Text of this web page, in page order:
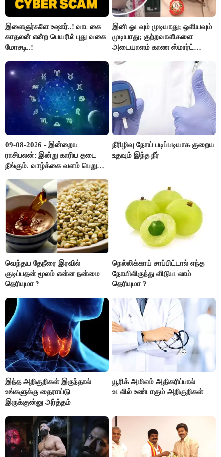
இளைஞர்களே உஷார்..! வாடகை
காதலன் என்ற பெயரில் புது வகை
மோசடி..!
இனி ஓடவும் முடியாது; ஒளியவும்
முடியாது; குற்றவாளிகளை
அடையாளம் காண ஸ்மார்ட்
09-08-2026 - இன்றைய
ராசிபலன்: இன்று காரிய தடை
நீங்கும். வாழ்க்கை வளம் பெறும்.
எடைபோடுவது நல்லது..!
நீரிழிவு நோய் படிப்படியாக குறைய
உதவும் இந்த நீர்
வெந்தய தேநீரை இரவில்
குடிப்பதன் மூலம் என்ன நன்மை
தெரியுமா ?
நெல்லிக்காய் சாப்பிட்டால் எந்த
நோயிலிருந்து விடுபடலாம்
தெரியுமா ?
இந்த அறிகுறிகள் இருந்தால்
உங்களுக்கு தைராய்டு
இருக்குன்னு அர்த்தம்
யூரிக் அமிலம் அதிகரிப்பால்
உடலில் உண்டாகும் அறிகுறிகள்